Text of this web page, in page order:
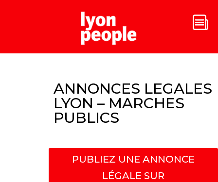
ANNONCES LEGALES
LYON – MARCHES
PUBLICS
PUBLIEZ UNE ANNONCE
LÉGALE SUR